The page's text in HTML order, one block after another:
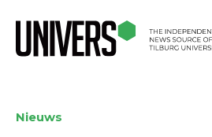
Nieuws